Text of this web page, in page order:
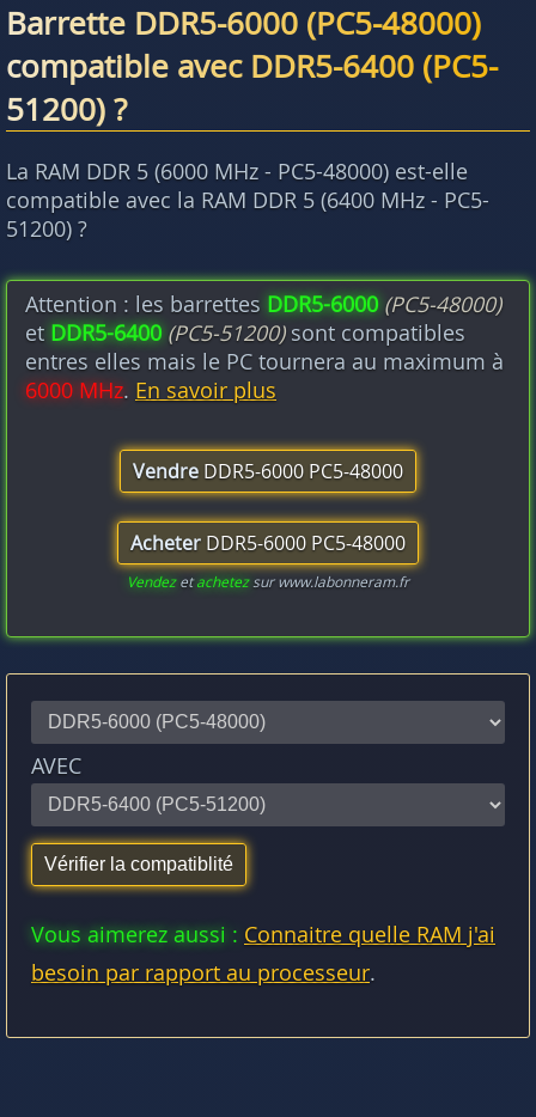
Barrette DDR5-6000 (PC5-48000)
compatible avec DDR5-6400 (PC5-
51200) ?
La RAM DDR 5 (6000 MHz - PC5-48000) est-elle
compatible avec la RAM DDR 5 (6400 MHz - PC5-
51200) ?
Attention : les barrettes DDR5-6000 (PC5-48000)
et DDR5-6400 (PC5-51200)sont compatibles
entres elles mais le PC tournera au maximum à
6000 MHz. En savoir plus
Vendre DDR5-6000 PC5-48000
Acheter DDR5-6000 PC5-48000
Vendezetachetezsur www.labonneram.fr
AVEC
Vous aimerez aussi : Connaitre quelle RAM j'ai
besoin par rapport au processeur.